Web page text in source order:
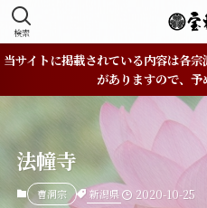
検索
当サイトに掲載されている内容は各
がありますので、予
法幢寺
曹洞宗 新潟県 2020-10-25